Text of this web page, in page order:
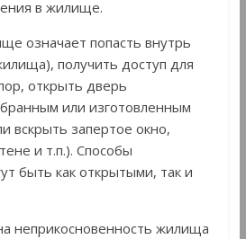
в жилище.
означает попасть внутрь
получить доступ для
открыть дверь
или изготовленным
вскрыть запертое окно,
и т.п.). Способы
быть как открытыми, так и
неприкосновенность жилища